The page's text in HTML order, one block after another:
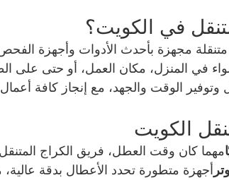
في الكويت؟
مجهزة بأحدث الأدوات وأجهزة
في المنزل، مكان العمل، أو حتى على
الوقت والجهد، مع إنجاز كافة
الكويت
مهما كان وقت العطل، فريق الكراج
أجهزة متطورة تحدد الأعطال بدقة